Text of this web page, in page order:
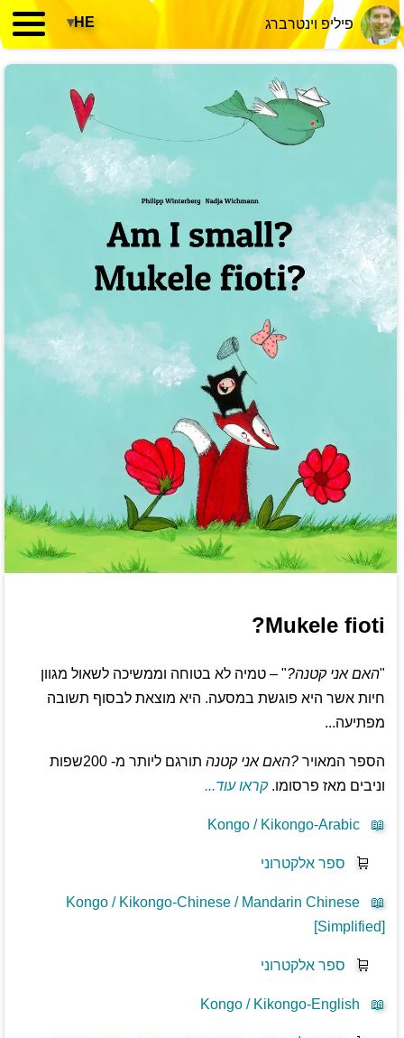
פיליפ וינטרברג HE
▾
Mukele fioti?
"האם אני קטנה?" – טמיה לא בטוחה וממשיכה לשאול מגוון
חיות אשר היא פוגשת במסעה. היא מוצאת לבסוף תשובה
מפתיעה...
הספר המאויר?האם אני קטנה
תורגם ליותר מ- 200שפות
וניבים מאז פרסומו.קראו עוד...
📖
Kongo / Kikongo-Arabic
🛒 ספר אלקטרוני
📖
Kongo / Kikongo-Chinese / Mandarin Chinese
[Simplified]
🛒 ספר אלקטרוני
📖
Kongo / Kikongo-English